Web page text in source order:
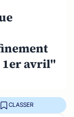
1er avril"
CLASSER